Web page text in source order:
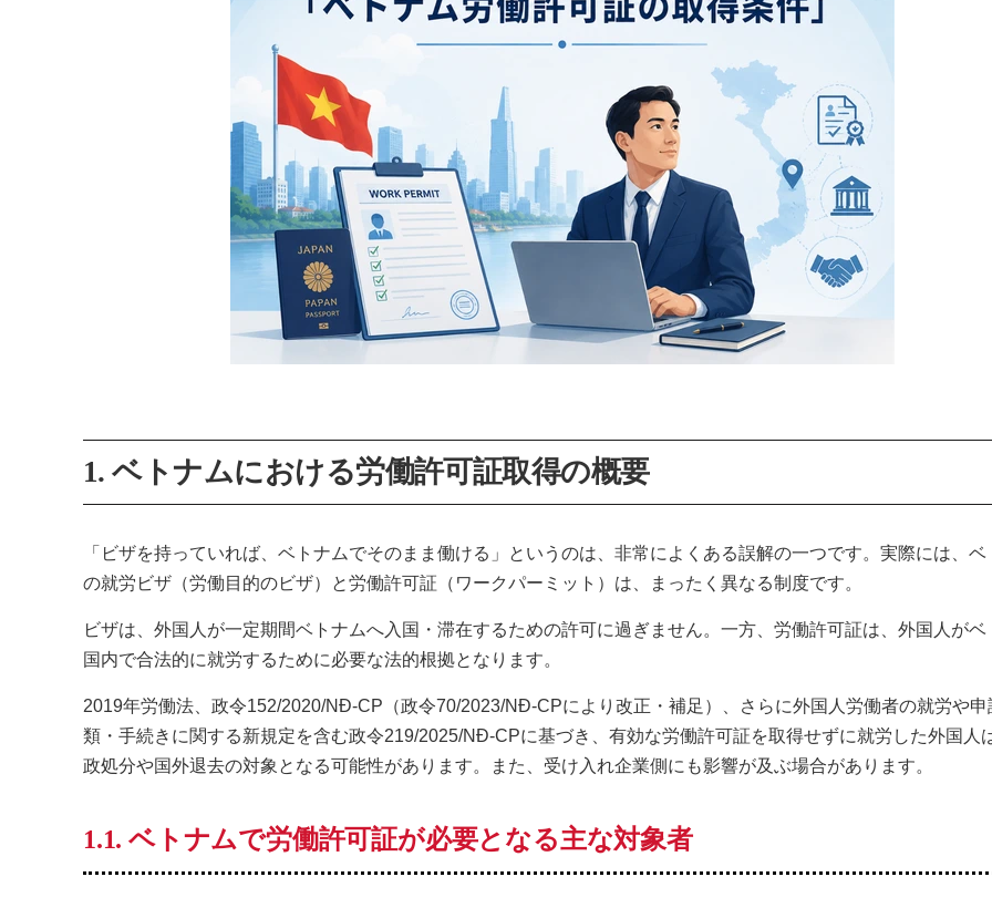
1. ベトナムにおける労働許可証取得の概要
「ビザを持っていれば、ベトナムでそのまま働ける」というのは、非常によくある誤解の一つです。実際には、ベ
の就労ビザ（労働目的のビザ）と労働許可証（ワークパーミット）は、まったく異なる制度です。
ビザは、外国人が一定期間ベトナムへ入国・滞在するための許可に過ぎません。一方、労働許可証は、外国人がベ
国内で合法的に就労するために必要な法的根拠となります。
2019年労働法、政令152/2020/NĐ-CP（政令70/2023/NĐ-CPにより改正・補足）、さらに外国人労働者の就労や申
類・手続きに関する新規定を含む政令219/2025/NĐ-CPに基づき、有効な労働許可証を取得せずに就労した外国人
政処分や国外退去の対象となる可能性があります。また、受け入れ企業側にも影響が及ぶ場合があります。
1.1. ベトナムで労働許可証が必要となる主な対象者